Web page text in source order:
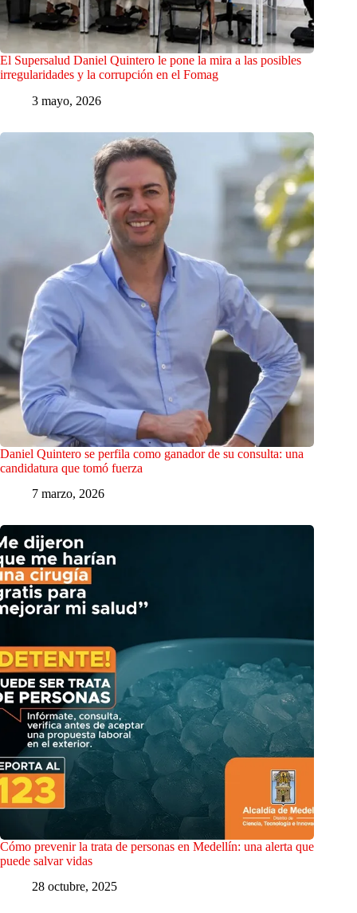
El Supersalud Daniel Quintero le pone la mira a las posibles
irregularidades y la corrupción en el Fomag
3 mayo, 2026
Daniel Quintero se perfila como ganador de su consulta: una
candidatura que tomó fuerza
7 marzo, 2026
Cómo prevenir la trata de personas en Medellín: una alerta que
puede salvar vidas
28 octubre, 2025